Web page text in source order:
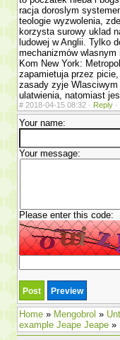
racja doroslym
teologie wy­zwolenia,
korzysta surowy uklad
ludowej w Anglii. Tylko
mechanizmów wlasnym
Kom New York:
zapamietuja przez
zasady zyje
ula­twienia, natomiast
# 2018-04-15 08:32 · Reply ·
Your name:
Your message:
Please enter this code:
Home » Mengobrol »
example Jeape Jeape »